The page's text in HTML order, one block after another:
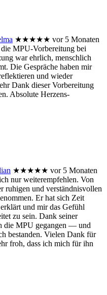
★★★★★ vor 5 Monaten
MPU-Vorbereitung bei
war ehrlich, menschlich
Die Gespräche haben mir
und wieder
Dank dieser Vorbereitung
Absolute Herzens-
★★★★★ vor 5 Monaten
nur weiterempfehlen. Von
ruhigen und verständnisvollen
Er hat sich Zeit
und mir das Gefühl
zu sein. Dank seiner
die MPU gegangen — und
bestanden. Vielen Dank für
froh, dass ich mich für ihn